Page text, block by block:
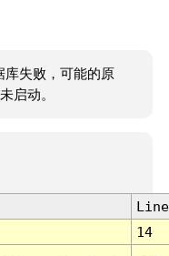
库失败，可能的原
启动。
Line
14